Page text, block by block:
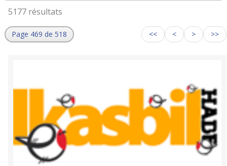
5177 résultats
Page 469 de 518 << < > >>